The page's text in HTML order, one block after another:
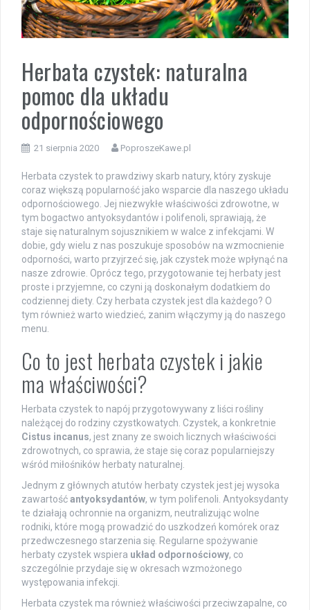
Herbata czystek: naturalna
pomoc dla układu
odpornościowego
21 sierpnia 2020 PoproszeKawe.pl
Herbata czystek to prawdziwy skarb natury, który zyskuje
coraz większą popularność jako wsparcie dla naszego układu
odpornościowego. Jej niezwykłe właściwości zdrowotne, w
tym bogactwo antyoksydantów i polifenoli, sprawiają, że
staje się naturalnym sojusznikiem w walce z infekcjami. W
dobie, gdy wielu z nas poszukuje sposobów na wzmocnienie
odporności, warto przyjrzeć się, jak czystek może wpłynąć na
nasze zdrowie. Oprócz tego, przygotowanie tej herbaty jest
proste i przyjemne, co czyni ją doskonałym dodatkiem do
codziennej diety. Czy herbata czystek jest dla każdego? O
tym również warto wiedzieć, zanim włączymy ją do naszego
menu.
Co to jest herbata czystek i jakie
ma właściwości?
Herbata czystek to napój przygotowywany z liści rośliny
należącej do rodziny czystkowatych. Czystek, a konkretnie
Cistus incanus, jest znany ze swoich licznych właściwości
zdrowotnych, co sprawia, że staje się coraz popularniejszy
wśród miłośników herbaty naturalnej.
Jednym z głównych atutów herbaty czystek jest jej wysoka
zawartośćantyoksydantów, w tym polifenoli. Antyoksydanty
te działają ochronnie na organizm, neutralizując wolne
rodniki, które mogą prowadzić do uszkodzeń komórek oraz
przedwczesnego starzenia się. Regularne spożywanie
herbaty czystek wspiera układ odpornościowy, co
szczególnie przydaje się w okresach wzmożonego
występowania infekcji.
Herbata czystek ma również właściwości przeciwzapalne, co